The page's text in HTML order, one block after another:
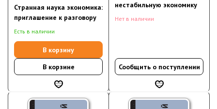
Странная наука экономика:
приглашение к разговору
Есть в наличии
В корзину
В корзине
нестабильную экономику
Нет в наличии
Сообщить о поступлении